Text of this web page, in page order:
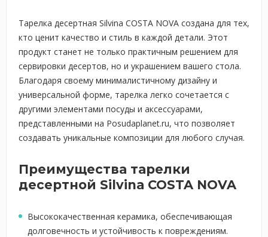
Тарелка десертная Silvina COSTA NOVA создана для тех,
кто ценит качество и стиль в каждой детали. Этот
продукт станет не только практичным решением для
сервировки десертов, но и украшением вашего стола.
Благодаря своему минималистичному дизайну и
универсальной форме, тарелка легко сочетается с
другими элементами посуды и аксессуарами,
представленными на Posudaplanet.ru, что позволяет
создавать уникальные композиции для любого случая.
Преимущества тарелки
десертной Silvina COSTA NOVA
Высококачественная керамика, обеспечивающая
долговечность и устойчивость к повреждениям.